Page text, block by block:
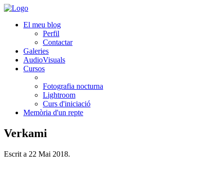
El meu blog
Perfil
Contactar
Galeries
AudioVisuals
Cursos
Fotografia nocturna
Lightroom
Curs d'iniciació
Memòria d'un repte
Verkami
Escrit a 22 Mai 2018.